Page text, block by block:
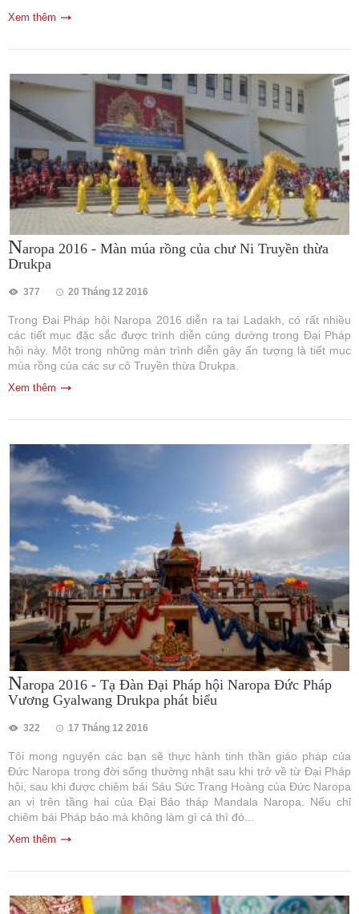
Xem thêm
Naropa 2016 - Màn múa rồng của chư Ni Truyền thừa
Drukpa
377 20 Tháng 12 2016
Trong Đại Pháp hội Naropa 2016 diễn ra tại Ladakh, có rất nhiều
các tiết mục đặc sắc được trình diễn cúng dường trong Đại Pháp
hội này. Một trong những màn trình diễn gây ấn tượng là tiết mục
múa rồng của các sư cô Truyền thừa Drukpa.
Xem thêm
Naropa 2016 - Tạ Đàn Đại Pháp hội Naropa Đức Pháp
Vương Gyalwang Drukpa phát biểu
322 17 Tháng 12 2016
Tôi mong nguyện các bạn sẽ thực hành tinh thần giáo pháp của
Đức Naropa trong đời sống thường nhật sau khi trở về từ Đại Pháp
hội, sau khi được chiêm bái Sáu Sức Trang Hoàng của Đức Naropa
an vị trên tầng hai của Đại Bảo tháp Mandala Naropa. Nếu chỉ
chiêm bái Pháp bảo mà không làm gì cả thì đó...
Xem thêm